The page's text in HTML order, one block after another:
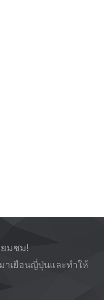
มชม!
าเยือนญี่ปุ่นและทำให้